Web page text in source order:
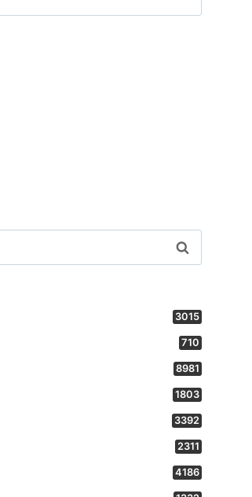
3015
710
8981
1803
3392
2311
4186